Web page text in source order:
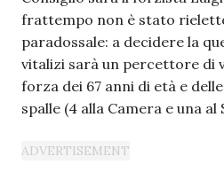
frattempo non è stato
paradossale: a decidere la
vitalizi sarà un percettore di
forza dei 67 anni di età e
spalle (4 alla Camera e una al